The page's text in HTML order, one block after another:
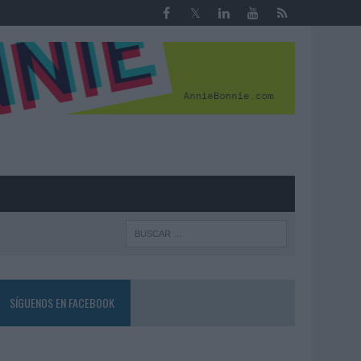
SÍGUENOS EN FACEBOOK